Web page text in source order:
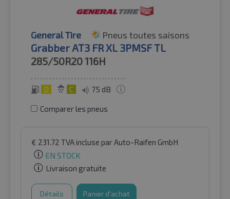
General Tire Pneus toutes saisons
Grabber AT3 FR XL 3PMSF TL
285/50R20116H
D C 75 dB
Comparer les pneus
€ 231.72 TVA incluse par Auto-Raifen GmbH
EN STOCK
Livraison gratuite
Détails Panier d'achat